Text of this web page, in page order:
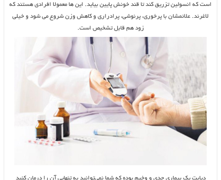
است که انسولین تزریق کند تا قند خونش پایین بیاید. این ها معمولا افرادی هستند که
لاغرند. علائمشان با پرخوری، پرنوشی، پرادراری و کاهش وزن شروع می شود و خیلی
زود هم قابل تشخیص است.
دیابت یک بیماری جدی و وخیم بوده که شما نمی‌توانید به تنهایی آن را درمان کنید